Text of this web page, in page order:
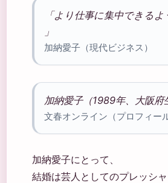
「より仕事に集中できるよ
」
加納愛子（現代ビジネス）
加納愛子（1989年、大阪府
文春オンライン（プロフィール
加納愛子にとって、
結婚は芸人としてのプレッシャ